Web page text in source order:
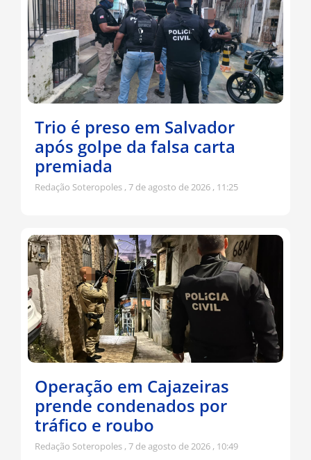
Trio é preso em Salvador
após golpe da falsa carta
premiada
Redação Soteropoles 7 de agosto de 2026 11:25
Operação em Cajazeiras
prende condenados por
tráfico e roubo
Redação Soteropoles 7 de agosto de 2026 10:49